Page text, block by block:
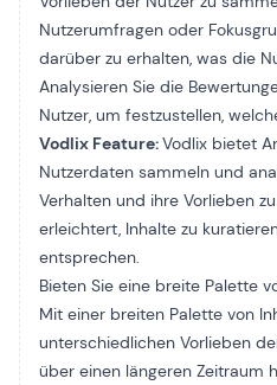
Nutzerumfragen oder
darüber zu erhalten, was die
Analysieren Sie die
Nutzer, um festzustellen,
Vodlix Feature:Vodlix bietet
Nutzerdaten sammeln und
Verhalten und ihre Vorlieben
erleichtert, Inhalte zu
entsprechen.
Bieten Sie eine breite Palette
Mit einer breiten Palette von
unterschiedlichen Vorlieben
über einen längeren Zeitraum